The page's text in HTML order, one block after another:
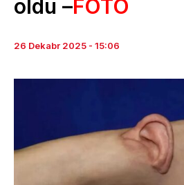
oldu –FOTO
26 Dekabr 2025 - 15:06